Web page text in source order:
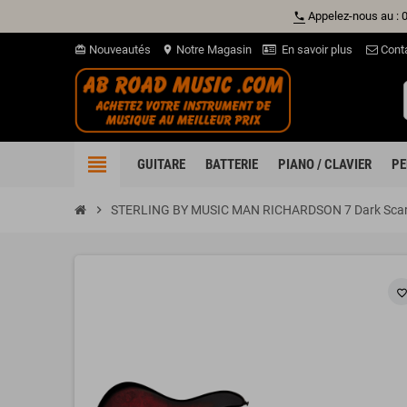
phone Appelez-nous au :
card_giftcard Nouveautés location_on Notre Magasin En savoir plus
view_headline GUITARE BATTERIE PIANO / CLAVIER
chevron_right STERLING BY MUSIC MAN RICHARDSON 7 Dark
favorite_border